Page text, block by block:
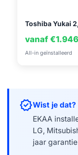
Toshiba Yukai
vanaf €1.946
All-in geïnstalleerd
verifiedWist je dat?
EKAA
LG,
jaar